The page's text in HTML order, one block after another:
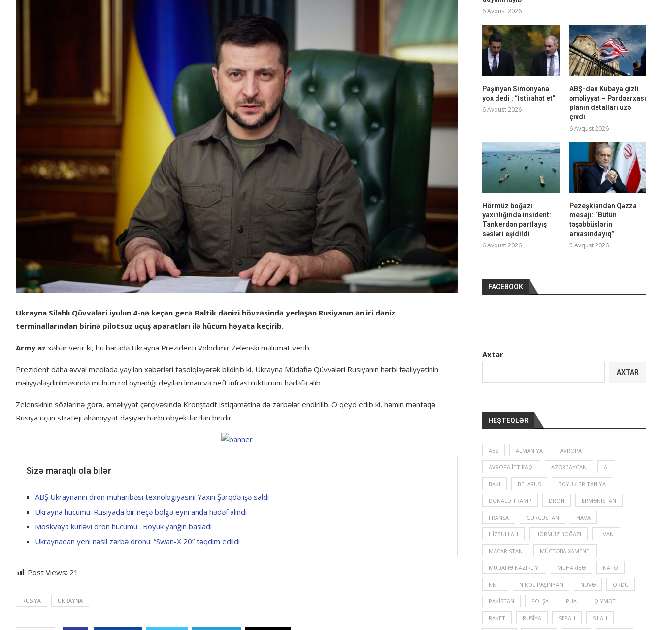
Ukrayna Silahlı Qüvvələri iyulun 4-nə keçən gecə Baltik dənizi hövzəsində yerləşən Rusiyanın ən iri dəniz
terminallarından birinə pilotsuz uçuş aparatları ilə hücum həyata keçirib.
Army.az xəbər verir ki, bu barədə Ukrayna Prezidenti Volodimir Zelenski məlumat verib.
Prezident daha əvvəl mediada yayılan xəbərləri təsdiqləyərək bildirib ki, Ukrayna Müdafiə Qüvvələri Rusiyanın hərbi fəaliyyətinin
maliyyələşdirilməsində mühüm rol oynadığı deyilən liman və neft infrastrukturunu hədəfə alıb.
Zelenskinin sözlərinə görə, əməliyyat çərçivəsində Kronştadt istiqamətinə də zərbələr endirilib. O qeyd edib ki, həmin məntəqə
Rusiya üçün strateji əhəmiyyət daşıyan hərbi obyektlərdən biridir.
Sizə maraqlı ola bilər
ABŞ Ukraynanın dron müharibəsi texnologiyasını Yaxın Şərqdə işə saldı
Ukrayna hücumu: Rusiyada bir neçə bölgə eyni anda hədəf alındı
Moskvaya kütləvi dron hücumu : Böyük yanğın başladı
Ukraynadan yeni nəsil zərbə dronu: “Swan-X 20” təqdim edildi
Post Views: 21
RUSIYA UKRAYNA
6 Avqust 2026
Paşinyan Simonyana
yox dedi : “İstirahət et”
6 Avqust 2026
ABŞ-dan Kubaya gizli
əməliyyat – Pərdəarxası
planın detalları üzə
çıxdı
6 Avqust 2026
Hörmüz boğazı
yaxınlığında insident:
Tankerdən partlayış
səsləri eşidildi
6 Avqust 2026
Pezeşkiandan Qəzza
mesajı: “Bütün
təşəbbüslərin
arxasındayıq”
5 Avqust 2026
FACEBOOK
Axtar
AXTAR
HEŞTEQLƏR
ABŞ ALMANIYA AVROPA
AVROPA İTTIFAQI AZƏRBAYCAN Aİ
BAKI BELARUS BÖYÜK BRITANIYA
DONALD TRAMP DRON ERMƏNISTAN
FRANSA GÜRCÜSTAN HAVA
HIZBULLAH HÖRMÜZ BOĞAZI LIVAN
MACARISTAN MÜCTƏBA XAMENEI
MÜDAFIƏ NAZIRLIYI MÜHARIBƏ NATO
NEFT NIKOL PAŞINYAN NÜVƏ ORDU
PAKISTAN POLŞA PUA QIYMƏT
RAKET RUSIYA SEPAH SILAH